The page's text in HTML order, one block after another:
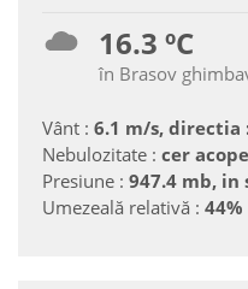
16.3 ºC
în Brasov
Vânt : 6.1 m/s, directia
Nebulozitate : cer
Presiune : 947.4 mb, in
Umezeală relativă : 44%